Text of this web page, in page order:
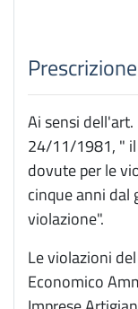
Ai sensi
24/11/1981, "
dovute per le
cinque anni dal
violazione".
Le violazioni
Economico